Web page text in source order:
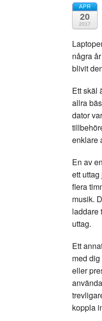
APR
20
2017
några
blivit
Ett skäl
allra
dator
enklare
En av
ett
flera
musik.
laddare
uttag.
Ett
med
eller
koppla